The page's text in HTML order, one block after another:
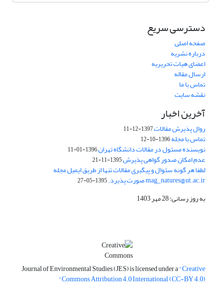
دسترسی سریع
صفحه اصلی
درباره نشریه
اعضای هیات تحریریه
ارسال مقاله
تماس با ما
نقشه سایت
آخرین اخبار
روال پذیرش مقالات1397-12-11
تماس با مجله1396-10-12
نویسنده مسئول در مقالات دانشگاه تهران1396-01-11
عدم امکان صدور گواهی پذیرش1395-11-21
لطفا هر گونه سئوال و پیگیری مقالات تنها از طریق ایمیل مجله
mag_natures@ut.ac.ir صورت پذیرد. 1395-05-27
به روز رسانی: 28 مهر 1403
Journal of Environmental Studies (JES) is licensed under a"Creative
Commons Attribution 4.0 International (CC-BY 4.0)"